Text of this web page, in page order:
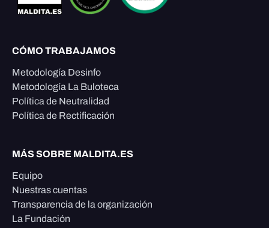
CÓMO TRABAJAMOS
Metodología Desinfo
Metodología La Buloteca
Política de Neutralidad
Política de Rectificación
MÁS SOBRE MALDITA.ES
Equipo
Nuestras cuentas
Transparencia de la organización
La Fundación